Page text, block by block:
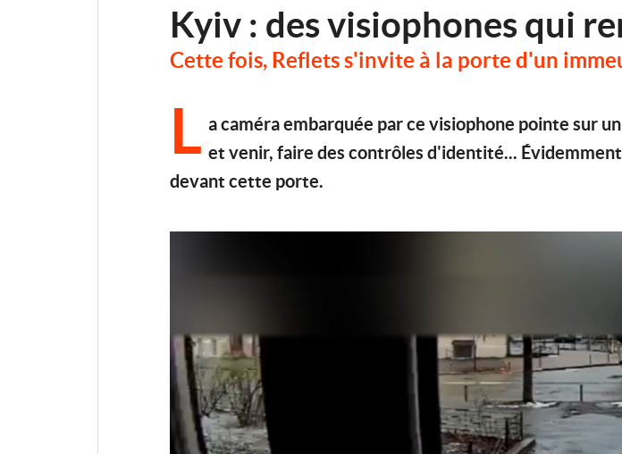
Kyiv : des visiophones qui
Cette fois, Reflets s'invite à la porte d'un
L a caméra embarquée par ce visiophone pointe sur
et venir, faire des contrôles d'identité...
devant cette porte.